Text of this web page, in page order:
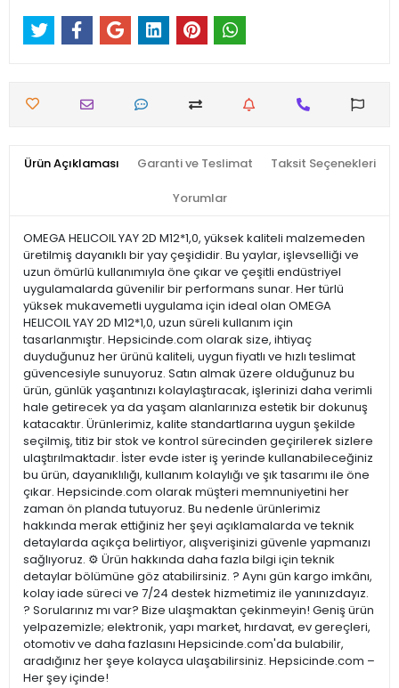
Ürün Açıklaması Garanti ve Teslimat Taksit Seçenekleri
Yorumlar
OMEGA HELICOIL YAY 2D M12*1,0, yüksek kaliteli malzemeden
üretilmiş dayanıklı bir yay çeşididir. Bu yaylar, işlevselliği ve
uzun ömürlü kullanımıyla öne çıkar ve çeşitli endüstriyel
uygulamalarda güvenilir bir performans sunar. Her türlü
yüksek mukavemetli uygulama için ideal olan OMEGA
HELICOIL YAY 2D M12*1,0, uzun süreli kullanım için
tasarlanmıştır. Hepsicinde.com olarak size, ihtiyaç
duyduğunuz her ürünü kaliteli, uygun fiyatlı ve hızlı teslimat
güvencesiyle sunuyoruz. Satın almak üzere olduğunuz bu
ürün, günlük yaşantınızı kolaylaştıracak, işlerinizi daha verimli
hale getirecek ya da yaşam alanlarınıza estetik bir dokunuş
katacaktır. Ürünlerimiz, kalite standartlarına uygun şekilde
seçilmiş, titiz bir stok ve kontrol sürecinden geçirilerek sizlere
ulaştırılmaktadır. İster evde ister iş yerinde kullanabileceğiniz
bu ürün, dayanıklılığı, kullanım kolaylığı ve şık tasarımı ile öne
çıkar. Hepsicinde.com olarak müşteri memnuniyetini her
zaman ön planda tutuyoruz. Bu nedenle ürünlerimiz
hakkında merak ettiğiniz her şeyi açıklamalarda ve teknik
detaylarda açıkça belirtiyor, alışverişinizi güvenle yapmanızı
sağlıyoruz. ⚙️ Ürün hakkında daha fazla bilgi için teknik
detaylar bölümüne göz atabilirsiniz. ? Aynı gün kargo imkânı,
kolay iade süreci ve 7/24 destek hizmetimiz ile yanınızdayız.
? Sorularınız mı var? Bize ulaşmaktan çekinmeyin! Geniş ürün
yelpazemizle; elektronik, yapı market, hırdavat, ev gereçleri,
otomotiv ve daha fazlasını Hepsicinde.com'da bulabilir,
aradığınız her şeye kolayca ulaşabilirsiniz. Hepsicinde.com –
Her şey içinde!